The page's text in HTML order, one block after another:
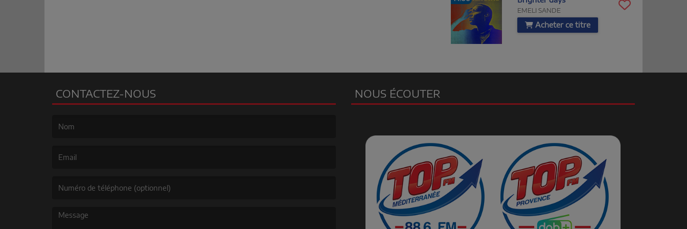
EMELI SANDE
Acheter ce titre
CONTACTEZ-NOUS NOUS ÉCOUTER